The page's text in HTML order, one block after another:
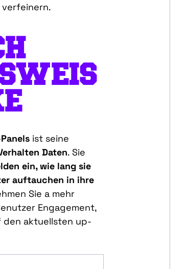
ist seine
Daten. Sie
ein,wie lang sie
auftauchen in ihre
Sie a mehr
Engagement,
den aktuellsten up-